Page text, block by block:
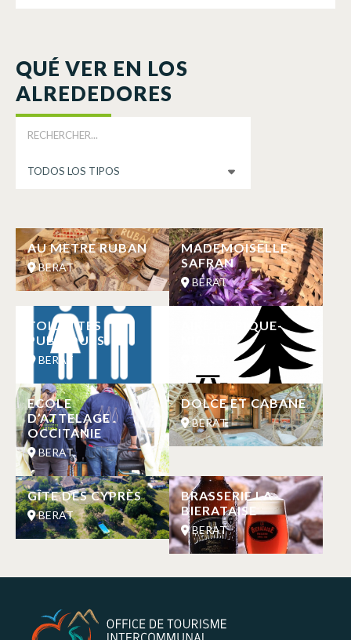
QUÉ VER EN LOS
ALREDEDORES
AU METRE RUBAN
BERAT
MADEMOISELLE
SAFRAN
BERAT
TOILETTES
PUBLIQUES
BERAT
AIRE DE PIQUE-
ECOLE
D’ATTELAGE
OCCITANIE
BERAT
DOLCE ET CABANE
BERAT
GÎTE DES CYPRÈS
BERAT
BRASSERIE LA
BIERATAISE
BERAT